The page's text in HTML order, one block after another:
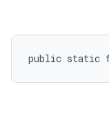
public static